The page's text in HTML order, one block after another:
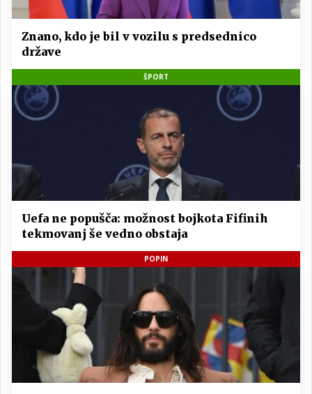
Znano, kdo je bil v vozilu s predsednico
države
ŠPORT
Uefa ne popušča: možnost bojkota Fifinih
tekmovanj še vedno obstaja
POPIN